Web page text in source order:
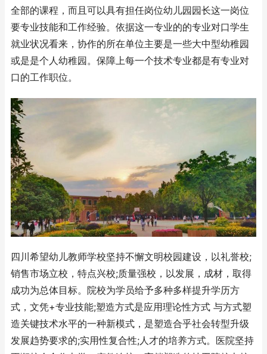
全部的课程，而且可以具有担任岗位幼儿园园长这一岗位
要专业技能和工作经验。依据这一专业的的专业对口学生
就业状况看来，协作的所在单位主要是一些大中型幼稚园
或是是个人幼稚园。保障上每一个技术专业都是有专业对
口的工作职位。
四川希望幼儿教师学校坚持不懈文明校园建设，以礼誉校;
销售市场立校，特点兴校;质量强校，以发展，成材，取得
成功为总体目标。院校为学员给予多种多样提升学历方
式，文凭+专业技能;塑造方式是应用理论性方式 与方式塑
造关键技术水平的一种新模式，是塑造合乎社会转型升级
发展趋势要求的;实用性复合性;人才的培养方式。医院坚持